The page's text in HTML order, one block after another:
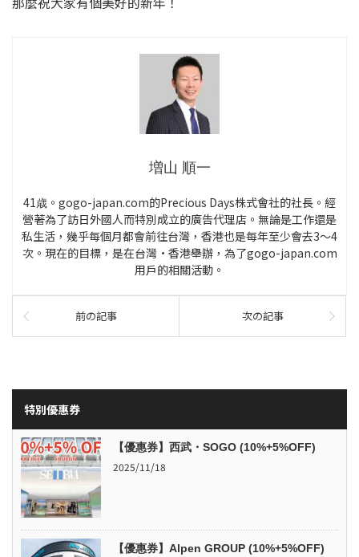
増山 順一
41歳。gogo-japan.com的Precious Days株式會社的社長。經
營著為了訪日外國人而特別成立的廣告代理店。無論是工作還是
私生活，幾乎每個月都會前往台灣，香港也是每年至少會去3～4
次。現在的目標，是在台灣·香港舉辦，為了gogo-japan.com
用戶的相關活動。
前の記事 次の記事
特別優惠券
【優惠券】西武・SOGO (10%+5%OFF)
2025/11/18
【優惠券】Alpen GROUP (10%+5%OFF)